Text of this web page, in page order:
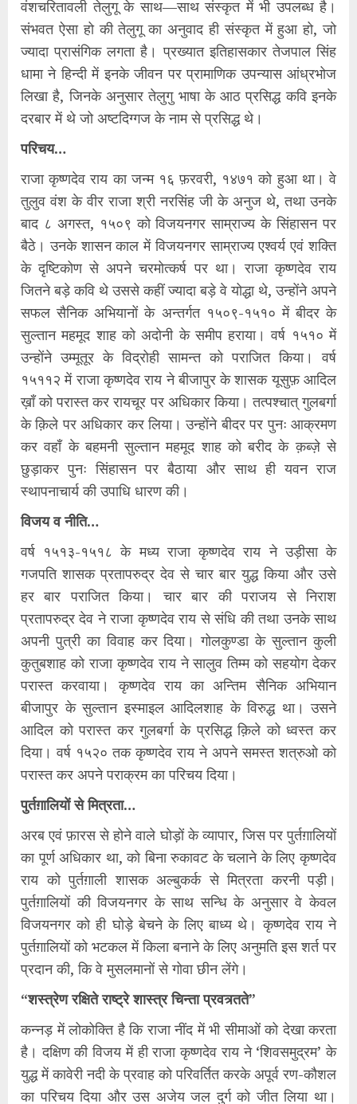
वंशचरितावली तेलुगू के साथ—साथ संस्कृत में भी उपलब्ध है।
संभवत ऐसा हो की तेलुगू का अनुवाद ही संस्कृत में हुआ हो, जो
ज्यादा प्रासंगिक लगता है। प्रख्यात इतिहासकार तेजपाल सिंह
धामा ने हिन्दी में इनके जीवन पर प्रामाणिक उपन्यास आंध्रभोज
लिखा है, जिनके अनुसार तेलुगु भाषा के आठ प्रसिद्ध कवि इनके
दरबार में थे जो अष्टदिग्गज के नाम से प्रसिद्ध थे।
परिचय…
राजा कृष्णदेव राय का जन्म १६ फ़रवरी, १४७१ को हुआ था। वे
तुलुव वंश के वीर राजा श्री नरसिंह जी के अनुज थे, तथा उनके
बाद ८ अगस्त, १५०९ को विजयनगर साम्राज्य के सिंहासन पर
बैठे। उनके शासन काल में विजयनगर साम्राज्य एश्वर्य एवं शक्ति
के दृष्टिकोण से अपने चरमोत्कर्ष पर था। राजा कृष्णदेव राय
जितने बड़े कवि थे उससे कहीं ज्यादा बड़े वे योद्धा थे, उन्होंने अपने
सफल सैनिक अभियानों के अन्तर्गत १५०९-१५१० में बीदर के
सुल्तान महमूद शाह को अदोनी के समीप हराया। वर्ष १५१० में
उन्होंने उम्मूतूर के विद्रोही सामन्त को पराजित किया। वर्ष
१५११२ में राजा कृष्णदेव राय ने बीजापुर के शासक यूसुफ़ आदिल
ख़ाँ को परास्त कर रायचूर पर अधिकार किया। तत्पश्चात् गुलबर्गा
के क़िले पर अधिकार कर लिया। उन्होंने बीदर पर पुनः आक्रमण
कर वहाँ के बहमनी सुल्तान महमूद शाह को बरीद के क़ब्ज़े से
छुड़ाकर पुनः सिंहासन पर बैठाया और साथ ही यवन राज
स्थापनाचार्य की उपाधि धारण की।
विजय व नीति…
वर्ष १५१३-१५१८ के मध्य राजा कृष्णदेव राय ने उड़ीसा के
गजपति शासक प्रतापरुद्र देव से चार बार युद्ध किया और उसे
हर बार पराजित किया। चार बार की पराजय से निराश
प्रतापरुद्र देव ने राजा कृष्णदेव राय से संधि की तथा उनके साथ
अपनी पुत्री का विवाह कर दिया। गोलकुण्डा के सुल्तान कुली
कुतुबशाह को राजा कृष्णदेव राय ने सालुव तिम्म को सहयोग देकर
परास्त करवाया। कृष्णदेव राय का अन्तिम सैनिक अभियान
बीजापुर के सुल्तान इस्माइल आदिलशाह के विरुद्ध था। उसने
आदिल को परास्त कर गुलबर्गा के प्रसिद्ध क़िले को ध्वस्त कर
दिया। वर्ष १५२० तक कृष्णदेव राय ने अपने समस्त शत्रुओ को
परास्त कर अपने पराक्रम का परिचय दिया।
पुर्तग़ालियों से मित्रता…
अरब एवं फ़ारस से होने वाले घोड़ों के व्यापार, जिस पर पुर्तग़ालियों
का पूर्ण अधिकार था, को बिना रुकावट के चलाने के लिए कृष्णदेव
राय को पुर्तग़ाली शासक अल्बुकर्क से मित्रता करनी पड़ी।
पुर्तग़ालियों की विजयनगर के साथ सन्धि के अनुसार वे केवल
विजयनगर को ही घोड़े बेचने के लिए बाध्य थे। कृष्णदेव राय ने
पुर्तग़ालियों को भटकल में किला बनाने के लिए अनुमति इस शर्त पर
प्रदान की, कि वे मुसलमानों से गोवा छीन लेंगे।
“शस्त्रेण रक्षिते राष्ट्रे शास्त्र चिन्ता प्रवत्र्तते”
कन्नड़ में लोकोक्ति है कि राजा नींद में भी सीमाओं को देखा करता
है। दक्षिण की विजय में ही राजा कृष्णदेव राय ने ‘शिवसमुद्रम’ के
युद्ध में कावेरी नदी के प्रवाह को परिवर्तित करके अपूर्व रण-कौशल
का परिचय दिया और उस अजेय जल दुर्ग को जीत लिया था।